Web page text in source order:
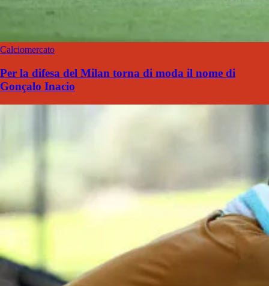
Calciomercato
Per la difesa del Milan torna di moda il nome di
Gonçalo Inacio